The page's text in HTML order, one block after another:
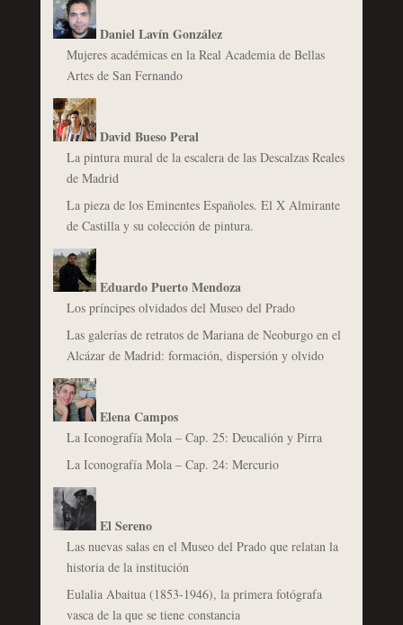
Daniel Lavín González
Mujeres académicas en la Real Academia de Bellas
Artes de San Fernando
David Bueso Peral
La pintura mural de la escalera de las Descalzas Reales
de Madrid
La pieza de los Eminentes Españoles. El X Almirante
de Castilla y su colección de pintura.
Eduardo Puerto Mendoza
Los príncipes olvidados del Museo del Prado
Las galerías de retratos de Mariana de Neoburgo en el
Alcázar de Madrid: formación, dispersión y olvido
Elena Campos
La Iconografía Mola – Cap. 25: Deucalión y Pirra
La Iconografía Mola – Cap. 24: Mercurio
El Sereno
Las nuevas salas en el Museo del Prado que relatan la
historia de la institución
Eulalia Abaitua (1853-1946), la primera fotógrafa
vasca de la que se tiene constancia